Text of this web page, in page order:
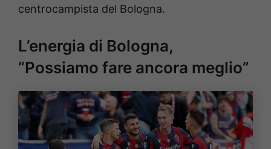
centrocampista del Bologna.
L’energia di Bologna,
“Possiamo fare ancora meglio”